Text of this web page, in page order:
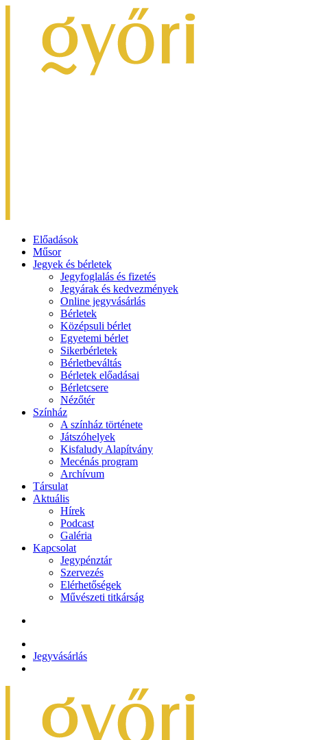
Előadások
Műsor
Jegyek és bérletek
Jegyfoglalás és fizetés
Jegyárak és kedvezmények
Online jegyvásárlás
Bérletek
Középsuli bérlet
Egyetemi bérlet
Sikerbérletek
Bérletbeváltás
Bérletek előadásai
Bérletcsere
Nézőtér
Színház
A színház története
Játszóhelyek
Kisfaludy Alapítvány
Mecénás program
Archívum
Társulat
Aktuális
Hírek
Podcast
Galéria
Kapcsolat
Jegypénztár
Szervezés
Elérhetőségek
Művészeti titkárság
Jegyvásárlás